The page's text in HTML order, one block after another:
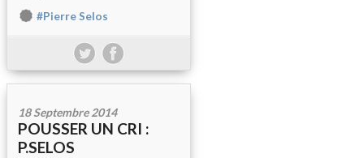
#Pierre Selos
18 Septembre 2014
POUSSER UN CRI :
P.SELOS